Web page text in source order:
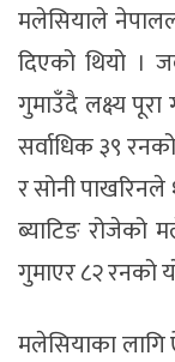
मलेसियाले
दिएको थियो ।
गुमाउँदै लक्ष्य
सर्वाधिक३९रनको
र सोनीपाखरिनले
ब्याटिङ रोजेको
गुमाएर ८२रनको
मलेसियाका लागि